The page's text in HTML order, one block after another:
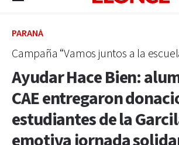
PARANÁ
Campaña “Vamos juntos a la
Ayudar Hace Bien:
CAE entregaron
estudiantes de la